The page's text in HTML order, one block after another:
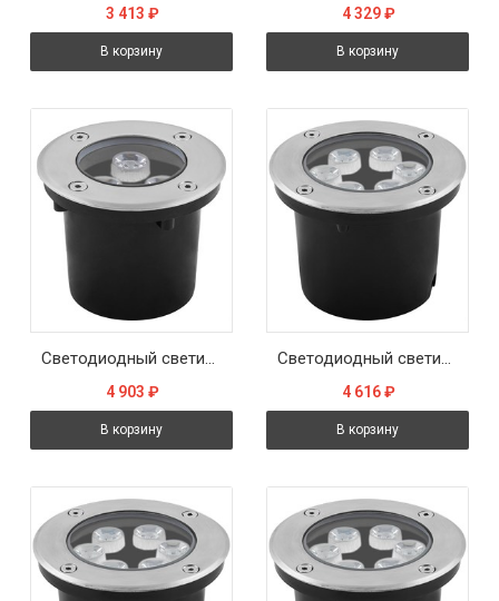
3 413 ₽
В корзину
4 329₽
В корзину
Светодиодный светильник тротуарный (грунтовый) Feron SP4111 3W RGB 230V IP67
4 903 ₽
В корзину
Светодиодный светильник тротуарный (грунтовый) Feron SP4112 6W 2700K 230V IP67
4 616₽
В корзину